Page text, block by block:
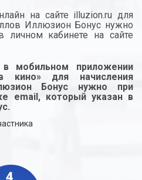
на сайте illuzion.ru для
Иллюзион Бонус нужно
личном кабинете на сайте
мобильном приложении
кино» для начисления
Бонус нужно при
email, который указан в